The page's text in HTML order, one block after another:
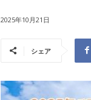
2025年10月21日
シェア